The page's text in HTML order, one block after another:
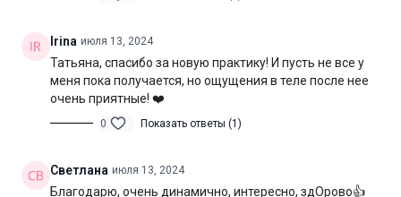
Irina июля 13, 2024
Татьяна, спасибо за новую практику! И пусть не все у
меня пока получается, но ощущения в теле после нее
очень приятные! ❤️
0 Показать ответы (1)
Светлана июля 13, 2024
Благодарю, очень динамично, интересно, здОрово👍